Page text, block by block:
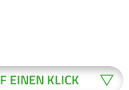
EINEN KLICK